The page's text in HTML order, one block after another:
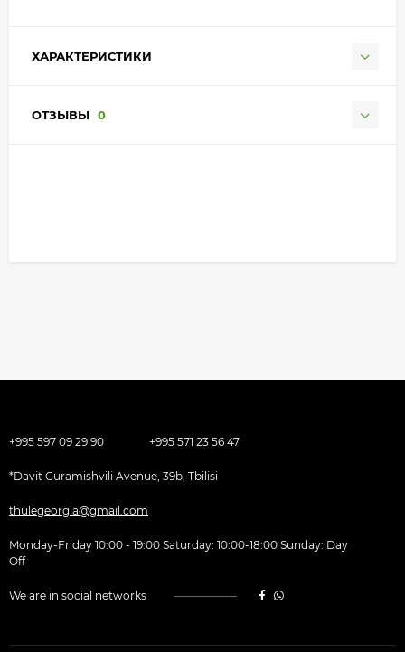
ХАРАКТЕРИСТИКИ
ОТЗЫВЫ 0
+995 597 09 29 90 +995 571 23 56 47
*Davit Guramishvili Avenue, 39b, Tbilisi
thulegeorgia@gmail.com
Monday-Friday 10:00 - 19:00 Saturday: 10:00-18:00 Sunday: Day
Off
We are in social networks